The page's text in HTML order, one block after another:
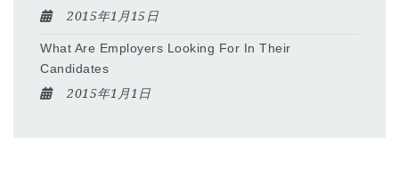
2015年1月15日
What Are Employers Looking For In Their
Candidates
2015年1月1日